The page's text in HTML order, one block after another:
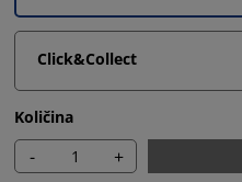
Click&Collect
Količina
- +